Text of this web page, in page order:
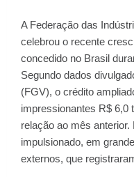
A Federação das
celebrou o recente
concedido no Brasil
Segundo dados
(FGV), o crédito
impressionantes R$ 6,0
relação ao mês
impulsionado, em
externos, que